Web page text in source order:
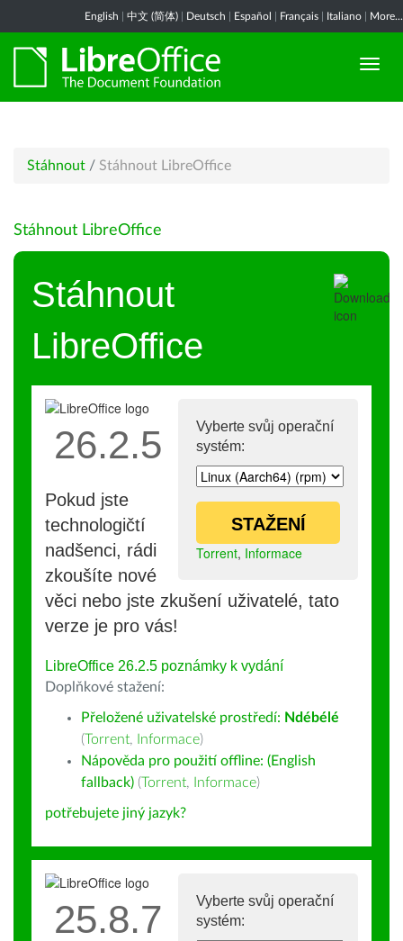
English 中文 (简体) Deutsch Español Français Italiano More...
Stáhnout / Stáhnout LibreOffice
Stáhnout LibreOffice
Stáhnout
LibreOffice
Vyberte svůj operační
systém:
STAŽENÍ
Torrent, Informace
26.2.5
Pokud jste
technologičtí
nadšenci, rádi
zkoušíte nové
věci nebo jste zkušení uživatelé, tato
verze je pro vás!
LibreOffice 26.2.5 poznámky k vydání
Doplňkové stažení:
Přeložené uživatelské prostředí: Ndébélé
(Torrent, Informace)
Nápověda pro použití offline: (English
fallback) (Torrent, Informace)
potřebujete jiný jazyk?
Vyberte svůj operační
systém:
25.8.7